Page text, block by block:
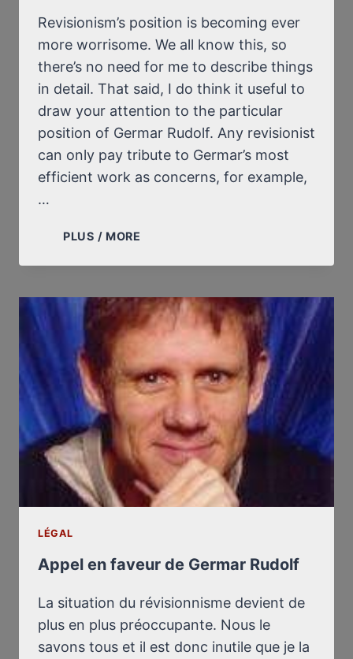
Revisionism’s position is becoming ever
more worrisome. We all know this, so
there’s no need for me to describe things
in detail. That said, I do think it useful to
draw your attention to the particular
position of Germar Rudolf. Any revisionist
can only pay tribute to Germar’s most
efficient work as concerns, for example,
…
PLUS / MORE
GERMAR
LÉGAL
Appel en faveur de Germar Rudolf
La situation du révisionnisme devient de
plus en plus préoccupante. Nous le
savons tous et il est donc inutile que je la